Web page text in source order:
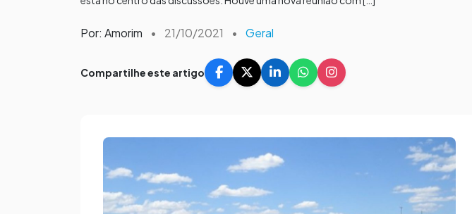
Por: Amorim • 21/10/2021 • Geral
Compartilhe este artigo